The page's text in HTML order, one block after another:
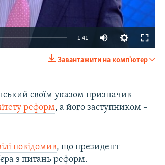
1:41
1080p
Завантажити на комп'ютер
своїм указом призначив
реформ, а його заступником –
повідомив, що президент
з питань реформ.